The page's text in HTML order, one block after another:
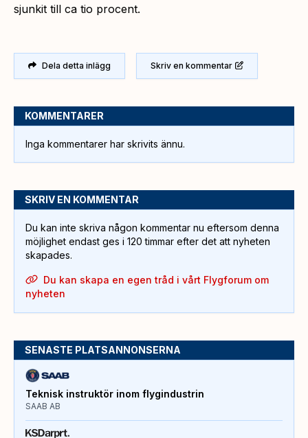
sjunkit till ca tio procent.
Dela detta inlägg Skriv en kommentar
KOMMENTARER
Inga kommentarer har skrivits ännu.
SKRIV EN KOMMENTAR
Du kan inte skriva någon kommentar nu eftersom denna
möjlighet endast ges i 120 timmar efter det att nyheten
skapades.
Du kan skapa en egen tråd i vårt Flygforum om
nyheten
SENASTE PLATSANNONSERNA
Teknisk instruktör inom flygindustrin
SAAB AB